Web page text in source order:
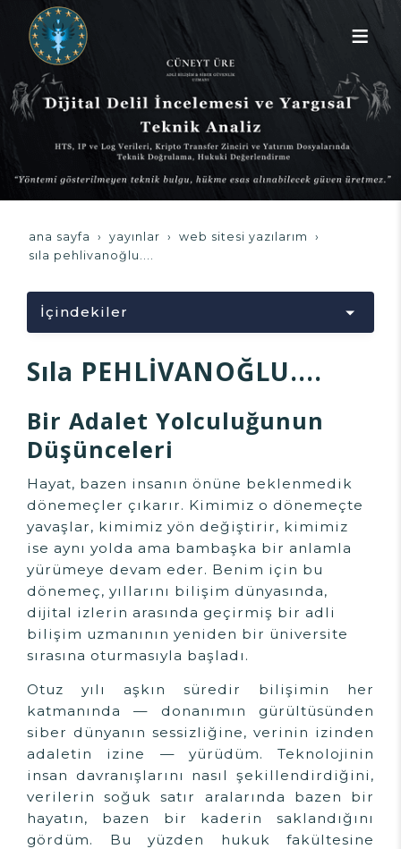
ana sayfa yayınlar
web sitesi yazılarım
sıla pehli̇vanoğlu....
İçindekiler
Yükleniyor...
Sıla PEHLİVANOĞLU....
Bir Adalet Yolculuğunun
Düşünceleri
Hayat, bazen insanın önüne beklenmedik
dönemeçler çıkarır. Kimimiz o dönemeçte
yavaşlar, kimimiz yön değiştirir, kimimiz
ise aynı yolda ama bambaşka bir anlamla
yürümeye devam eder. Benim için bu
dönemeç, yıllarını bilişim dünyasında,
dijital izlerin arasında geçirmiş bir adli
bilişim uzmanının yeniden bir üniversite
sırasına oturmasıyla başladı.
Otuz yılı aşkın süredir bilişimin her
katmanında — donanımın gürültüsünden
siber dünyanın sessizliğine, verinin izinden
adaletin izine — yürüdüm. Teknolojinin
insan davranışlarını nasıl şekillendirdiğini,
verilerin soğuk satır aralarında bazen bir
hayatın, bazen bir kaderin saklandığını
gördüm. Bu yüzden hukuk fakültesine